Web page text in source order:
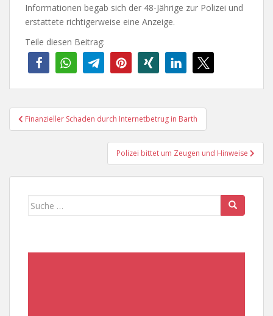
Informationen begab sich der 48-Jährige zur Polizei und
erstattete richtigerweise eine Anzeige.
Teile diesen Beitrag:
Beitragsnavigation
Finanzieller Schaden durch Internetbetrug in Barth
Polizei bittet um Zeugen und Hinweise
Suche